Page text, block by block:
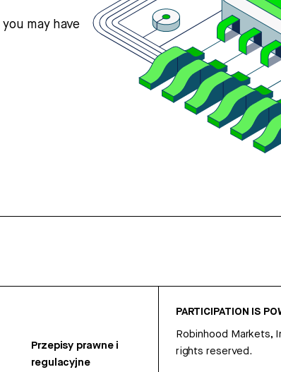
may have
Przepisy prawne i
regulacyjne
PARTICIPATION IS
Robinhood Markets,
rights reserved.